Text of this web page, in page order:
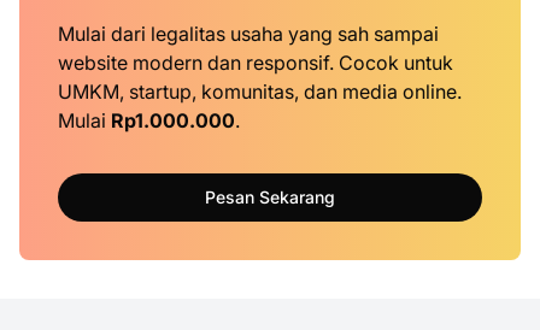
Mulai dari legalitas usaha yang sah sampai
website modern dan responsif. Cocok untuk
UMKM, startup, komunitas, dan media online.
Mulai Rp1.000.000.
Pesan Sekarang